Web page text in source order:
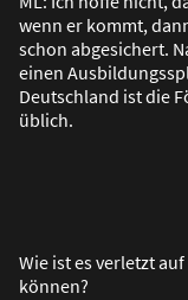
wenn er kommt,
schon abgesichert.
einen
Deutschland ist die
üblich.
Wie ist es verletzt
können?